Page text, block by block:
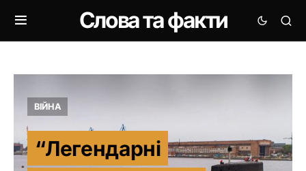
Слова та факти
ВІЙНА
“Легендарні